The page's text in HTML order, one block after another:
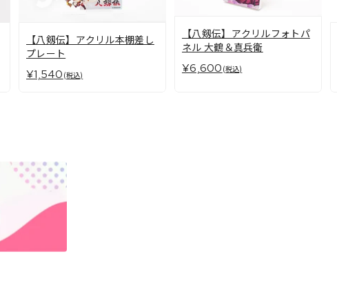
【八剱伝】アクリル本棚差し
プレート
¥1,540 (税込)
【八剱伝】アクリルフォトパ
ネル 大鶴＆真兵衛
¥6,600 (税込)